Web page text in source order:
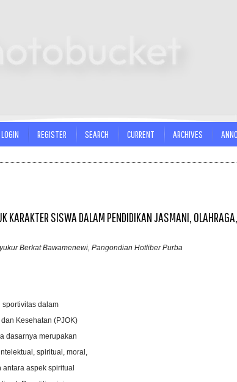
LOGIN REGISTER SEARCH CURRENT ARCHIVES
KARAKTER SISWA DALAM PENDIDIKAN JASMANI,
Berkat Bawamenewi, Pangondian Hotliber Purba
dalam
Kesehatan (PJOK)
dasarnya merupakan
spiritual, moral,
aspek spiritual